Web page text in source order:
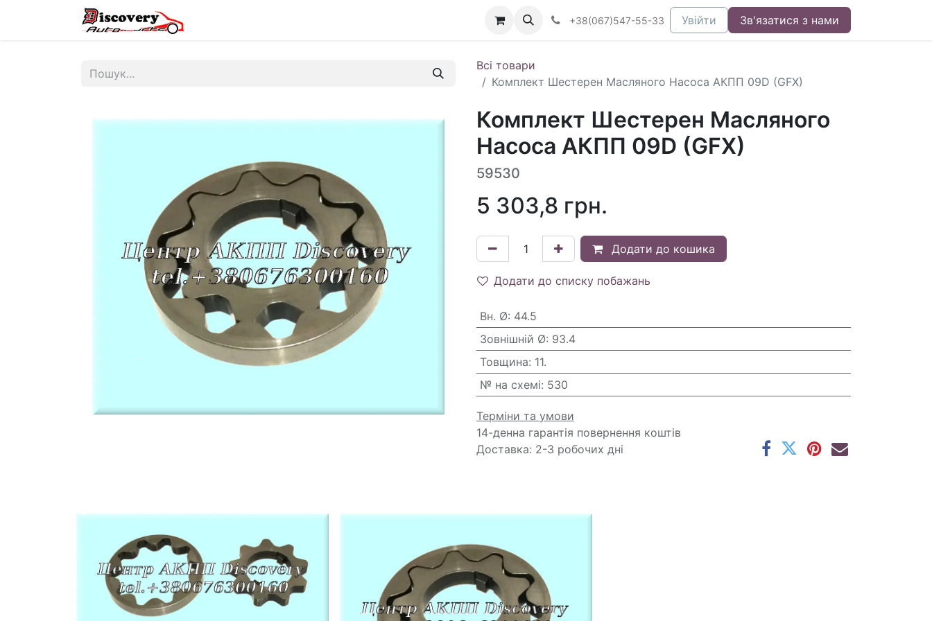
+38(067)547-55-33 Увійти Зв'язатися з нами
Всі товари
Комплект Шестерен Масляного Насоса АКПП 09D (GFX)
Комплект Шестерен Масляного
Насоса АКПП 09D (GFX)
59530
5 303,8 грн.
Додати до кошика
Додати до списку побажань
Вн. Ø: 44.5
Зовнішній Ø: 93.4
Товщина: 11.
№ на схемі: 530
Терміни та умови
14-денна гарантія повернення коштів
Доставка: 2-3 робочих дні